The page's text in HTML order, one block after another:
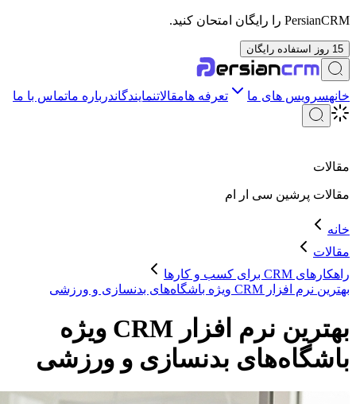
PersianCRM را رایگان امتحان کنید.
15 روز استفاده رایگان
خانهسرویس های ما تعرفه هامقالاتنمایندگاندرباره ماتماس با ما
مقالات
مقالات پرشین سی ار ام
خانه
مقالات
راهکارهای CRM برای کسب و کارها
بهترین نرم افزار CRM ویژه باشگاه‌های بدنسازی و ورزشی
بهترین نرم افزار CRM ویژه
باشگاه‌های بدنسازی و ورزشی